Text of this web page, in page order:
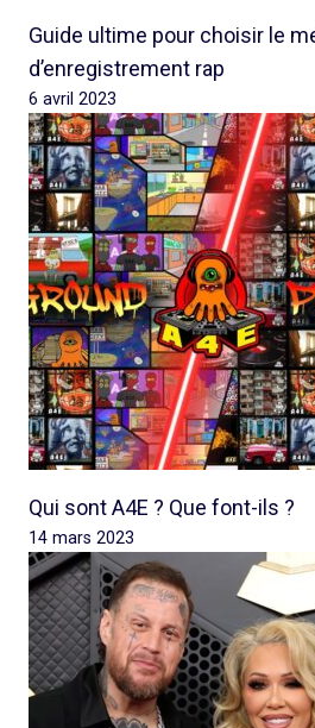
Guide ultime pour choisir le
d’enregistrement rap
6 avril 2023
Qui sont A4E ? Que font-ils ?
14 mars 2023